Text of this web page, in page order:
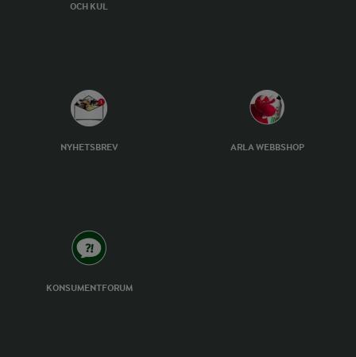
OCH KUL
NYHETSBREV ARLA WEBBSHOP
KONSUMENTFORUM